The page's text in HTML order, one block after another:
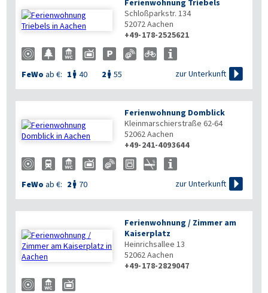

Ferienwohnung Triebels
Schloßparkstr. 134
52072Aachen
+49-178-2525621
FeWo ab €: 1  40 2  55 zur Unterkunft 

Ferienwohnung Domblick
Kleinmarschierstraße 62-64
52062Aachen
+49-241-4093644
FeWo ab €: 2  70 zur Unterkunft 
Ferienwohnung / Zimmer am
Kaiserplatz
Heinrichsallee 13
52062Aachen
+49-178-2829047